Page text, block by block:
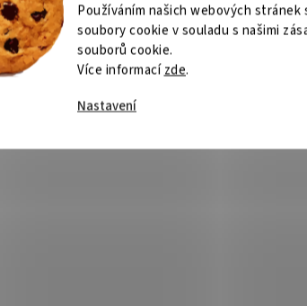
Používáním našich webových stránek
soubory cookie v souladu s našimi
souborů cookie.
Více informacízde.
Nastavení